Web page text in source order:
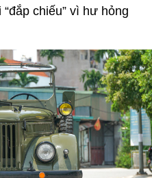
chiếu” vì hư hỏng